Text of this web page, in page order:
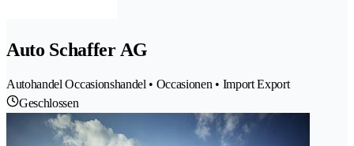
Auto Schaffer AG
Autohandel Occasionshandel • Occasionen • Import Export
Geschlossen